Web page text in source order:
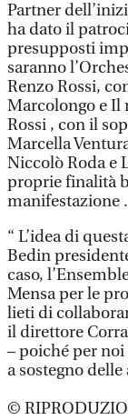
Partner
ha dato il
presupposti
saranno
Renzo Rossi,
Marcolongo e Il
Rossi , con il
Marcella
Niccolò Roda e
proprie finalità
manifestazione .
“ L’idea di
Bedin
caso,
Mensa per le
lieti di
il direttore
– poiché per
a sostegno
©